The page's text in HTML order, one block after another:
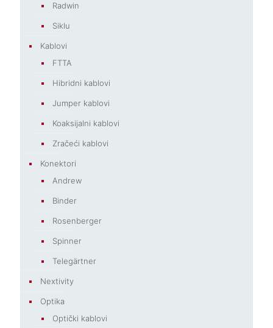
Radwin
Siklu
Kablovi
FTTA
Hibridni kablovi
Jumper kablovi
Koaksijalni kablovi
Zračeći kablovi
Konektori
Andrew
Binder
Rosenberger
Spinner
Telegärtner
Nextivity
Optika
Optički kablovi